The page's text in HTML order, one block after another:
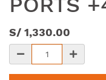
S/ 1,330.00